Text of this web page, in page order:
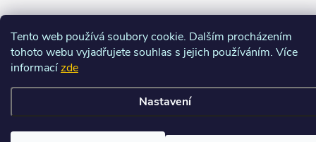
Tento web používá soubory cookie. Dalším procházením
tohoto webu vyjadřujete souhlas s jejich používáním. Více
informacízde
Nastavení